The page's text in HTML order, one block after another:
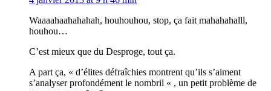
Waaaahaahahahah, houhouhou, stop, ça fait mahahahalll,
houhou…
C’est mieux que du Desproge, tout ça.
A part ça, « d’élites défraîchies montrent qu’ils s’aiment
s’analyser profondément le nombril « , un petit problème de